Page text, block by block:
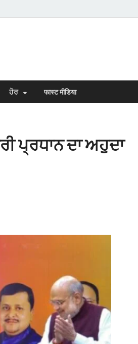
ਹੋਰ फास्ट मीडिया
ਪ੍ਰਧਾਨ ਦਾ ਅਹੁਦਾ